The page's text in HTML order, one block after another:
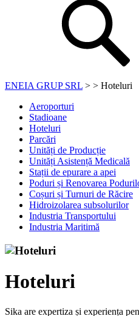
ENEIA GRUP SRL > > Hoteluri
Aeroporturi
Stadioane
Hoteluri
Parcări
Unități de Producție
Unități Asistență Medicală
Stații de epurare a apei
Poduri și Renovarea
Coșuri și Turnuri de Răcire
Hidroizolarea subsolurilor
Industria Transportului
Industria Maritimă
Hoteluri
Sika are expertiza și experiența